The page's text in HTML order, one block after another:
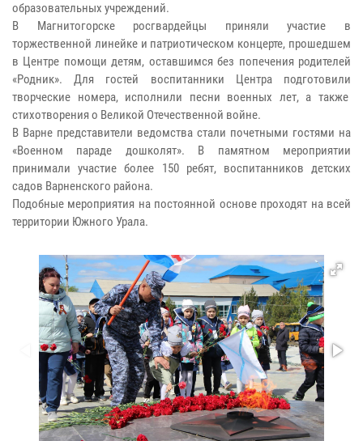
образовательных учреждений.
В Магнитогорске росгвардейцы приняли участие в
торжественной линейке и патриотическом концерте, прошедшем
в Центре помощи детям, оставшимся без попечения родителей
«Родник». Для гостей воспитанники Центра подготовили
творческие номера, исполнили песни военных лет, а также
стихотворения о Великой Отечественной войне.
В Варне представители ведомства стали почетными гостями на
«Военном параде дошколят». В памятном мероприятии
принимали участие более 150 ребят, воспитанников детских
садов Варненского района.
Подобные мероприятия на постоянной основе проходят на всей
территории Южного Урала.